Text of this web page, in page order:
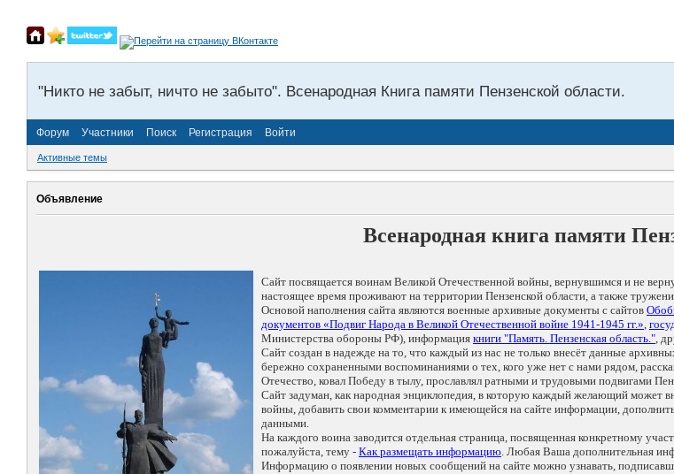
"Никто не забыт, ничто не забыто". Всенародная Книга памяти Пензенской области.
Форум Участники Поиск Регистрация Войти
Активные темы
Объявление
Всенародная книга памяти
Сайт посвящается воинам Великой Отечественной войны, вернувшимся и не
настоящее время проживают на территории Пензенской области, а также
Основой наполнения сайта являются военные архивные документы с сайтов
документов «Подвиг Народа в Великой Отечественной войне 1941-1945 гг.»,
Министерства обороны РФ), информация книги "Память. Пензенская область.",
Сайт создан в надежде на то, что каждый из нас не только внесёт данные
бережно сохраненными воспоминаниями о тех, кого уже нет с нами рядом,
Отечество, ковал Победу в тылу, прославлял ратными и трудовыми подвигами
Сайт задуман, как народная энциклопедия, в которую каждый желающий может
войны, добавить свои комментарии к имеющейся на сайте информации,
данными.
На каждого воина заводится отдельная страница, посвященная конкретному
пожалуйста, тему - Как размещать информацию. Любая Ваша дополнительная
Информацию о появлении новых сообщений на сайте можно узнавать,